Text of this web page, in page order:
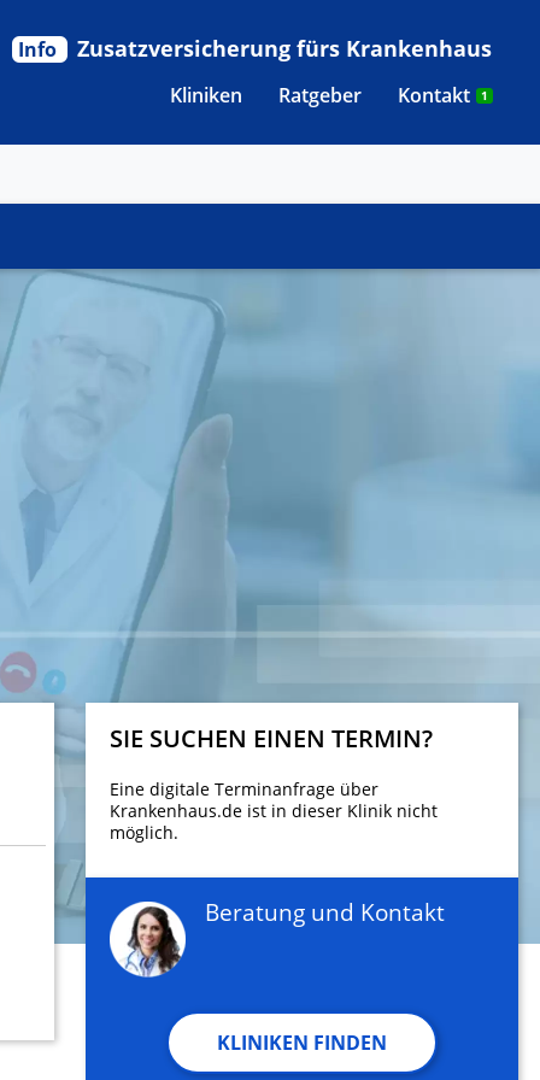
Kliniken Ratgeber Kontakt 1
Info Zusatzversicherung fürs Krankenhaus
SIE SUCHEN EINEN TERMIN?
Eine digitale Terminanfrage über
Krankenhaus.de ist in dieser Klinik nicht
möglich.
Beratung und Kontakt
KLINIKEN FINDEN